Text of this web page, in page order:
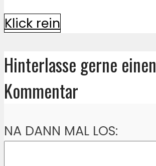
Klick rein
Hinterlasse gerne einen
Kommentar
NA DANN MAL LOS: